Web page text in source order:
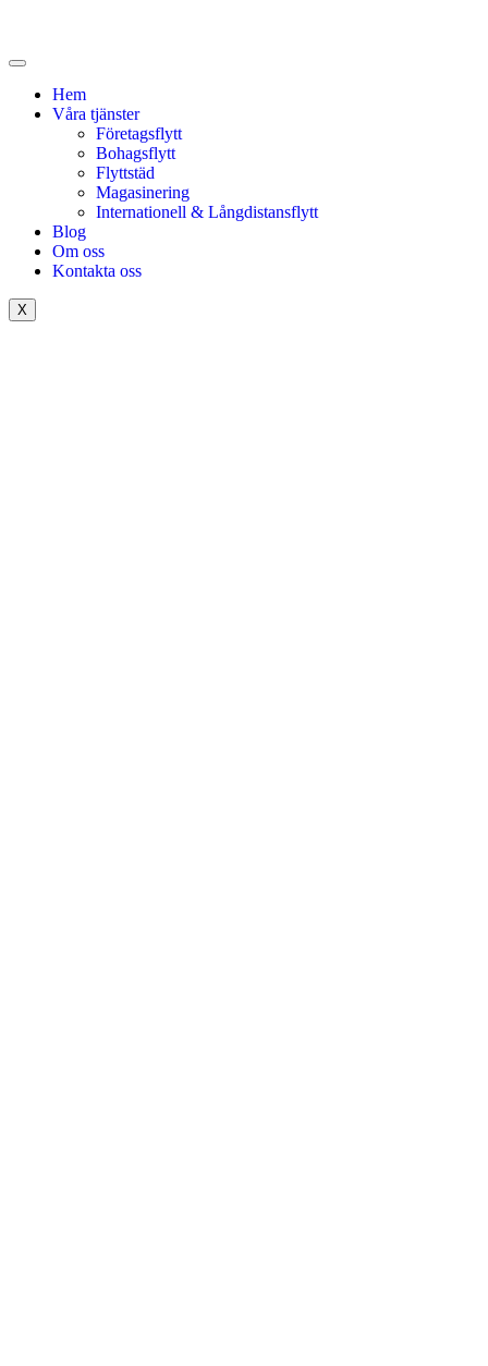
Hem
Våra tjänster
Företagsflytt
Bohagsflytt
Flyttstäd
Magasinering
Internationell & Långdistansflytt
Blog
Om oss
Kontakta oss
X